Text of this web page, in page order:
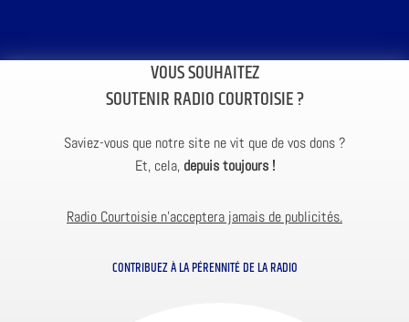
VOUS SOUHAITEZ
SOUTENIR RADIO COURTOISIE ?
Saviez-vous que notre site ne vit que de vos dons ?
Et, cela, depuis toujours !
Radio Courtoisie n’acceptera jamais de publicités.
CONTRIBUEZ À LA PÉRENNITÉ DE LA RADIO